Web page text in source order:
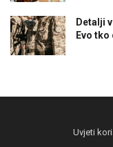
Detalji
Evo
Uvjeti